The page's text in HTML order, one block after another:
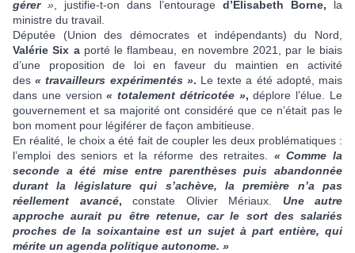
gérer» , justifie-t-on dans l’entourage d’Elisabeth Borne, la
ministre du travail.
Députée (Union des démocrates et indépendants) du Nord,
Valérie Six aporté le flambeau, en novembre 2021, par le biais
d’une proposition de loi en faveur du maintien en activité
des« travailleurs expérimentés ». Le texte a été adopté, mais
dans une version« totalement détricotée », déplore l’élue. Le
gouvernement et sa majorité ont considéré que ce n’était pas le
bon moment pour légiférer de façon ambitieuse.
En réalité, le choix a été fait de coupler les deux problématiques :
l’emploi des seniors et la réforme des retraites. « Comme la
seconde a été mise entre parenthèses puis abandonnée
durant la législature qui s’achève, la première n’a pas
réellement avancé, constate Olivier Mériaux. Une autre
approche aurait pu être retenue, car le sort des salariés
proches de la soixantaine est un sujet à part entière, qui
mérite un agenda politique autonome. »